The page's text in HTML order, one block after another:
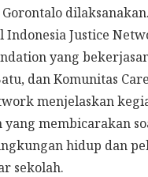
dilaksanakan.
Justice
yang
dan Komunitas
menjelaskan
membicarakan
hidup dan
sekolah.